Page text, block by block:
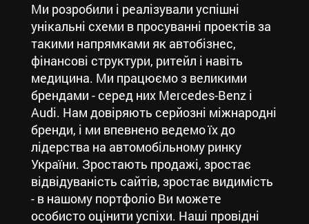
Ми розробили і реалізували успішні
унікальні схеми в просуванні проектів за
такими напрямками як автобізнес,
фінансові структури, ритейл і навіть
медицина. Ми працюємо з великими
брендами - серед них Mercedes-Benz і
Audi. Нам довіряють серйозні міжнародні
бренди, і ми впевнено ведемо їх до
лідерства на автомобільному ринку
України. Зростають продажі, зростає
відвідуваність сайтів, зростає видимість
- в нашому портфоліо Ви можете
особисто оцінити успіхи. Наші провідні